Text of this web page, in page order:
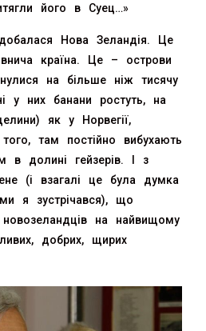
його в Суец…»
Нова Зеландія. Це
країна. Це – острови
на більше ніж тисячу
у них банани ростуть, на
як у Норвегії,
там постійно вибухають
в долині гейзерів. І з
(і взагалі це була думка
я зустрічався), що
на найвищому
добрих, щирих